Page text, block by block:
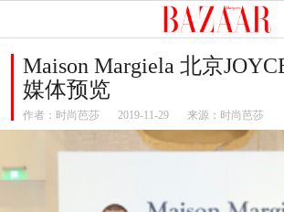
Maison Margiela 北京
媒体预览
作者： 时尚芭莎 2019-11-29 来源：时尚芭莎